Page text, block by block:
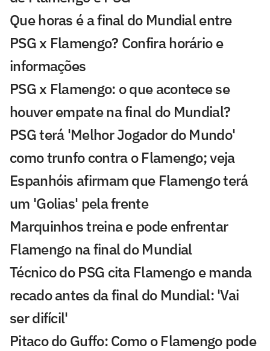
Que horas é a final do Mundial entre
PSG x Flamengo? Confira horário e
informações
PSG x Flamengo: o que acontece se
houver empate na final do Mundial?
PSG terá 'Melhor Jogador do Mundo'
como trunfo contra o Flamengo; veja
Espanhóis afirmam que Flamengo terá
um 'Golias' pela frente
Marquinhos treina e pode enfrentar
Flamengo na final do Mundial
Técnico do PSG cita Flamengo e manda
recado antes da final do Mundial: 'Vai
ser difícil'
Pitaco do Guffo: Como o Flamengo pode